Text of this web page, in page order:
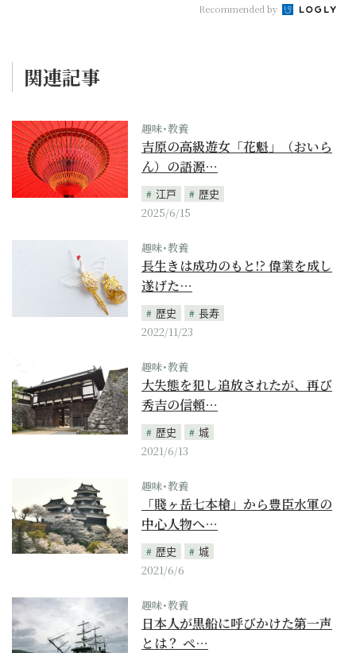
Recommended by
関連記事
趣味･教養
吉原の高級遊女「花魁」（おいら
ん）の語源…
江戸
歴史
2025/6/15
趣味･教養
長生きは成功のもと!? 偉業を成し
遂げた…
歴史
長寿
2022/11/23
趣味･教養
大失態を犯し追放されたが、再び
秀吉の信頼…
歴史
城
2021/6/13
趣味･教養
「賤ヶ岳七本槍」から豊臣水軍の
中心人物へ…
歴史
城
2021/6/6
趣味･教養
日本人が黒船に呼びかけた第一声
とは？ ペ…